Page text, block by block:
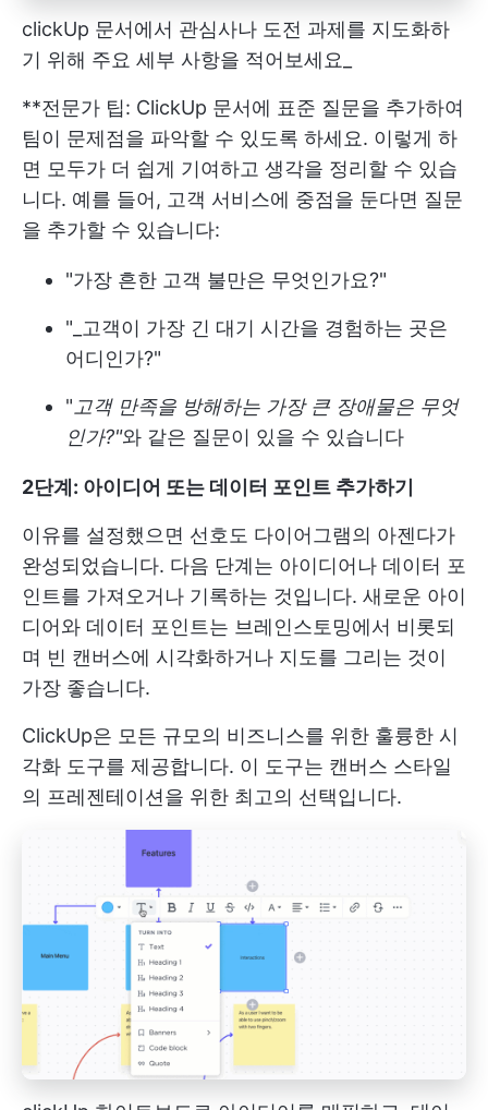
clickUp 문서에서 관심사나 도전 과제를 지도화하
기 위해 주요 세부 사항을 적어보세요_
**전문가 팁: ClickUp 문서에 표준 질문을 추가하여
팀이 문제점을 파악할 수 있도록 하세요. 이렇게 하
면 모두가 더 쉽게 기여하고 생각을 정리할 수 있습
니다. 예를 들어, 고객 서비스에 중점을 둔다면 질문
을 추가할 수 있습니다:
"가장 흔한 고객 불만은 무엇인가요?"
"_고객이 가장 긴 대기 시간을 경험하는 곳은
어디인가?"
" 고객 만족을 방해하는 가장 큰 장애물은 무엇
인가?"와 같은 질문이 있을 수 있습니다
2단계: 아이디어 또는 데이터 포인트 추가하기
이유를 설정했으면 선호도 다이어그램의 아젠다가
완성되었습니다. 다음 단계는 아이디어나 데이터 포
인트를 가져오거나 기록하는 것입니다. 새로운 아이
디어와 데이터 포인트는 브레인스토밍에서 비롯되
며 빈 캔버스에 시각화하거나 지도를 그리는 것이
가장 좋습니다.
ClickUp은 모든 규모의 비즈니스를 위한 훌륭한 시
각화 도구를 제공합니다. 이 도구는 캔버스 스타일
의 프레젠테이션을 위한 최고의 선택입니다.